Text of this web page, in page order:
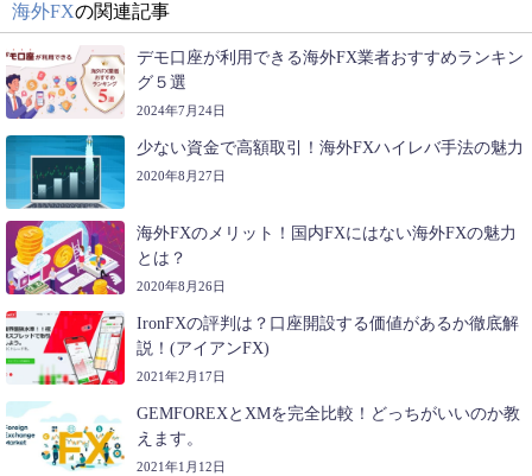
海外FXの関連記事
デモ口座が利用できる海外FX業者おすすめランキン
グ５選
2024年7月24日
少ない資金で高額取引！海外FXハイレバ手法の魅力
2020年8月27日
海外FXのメリット！国内FXにはない海外FXの魅力
とは？
2020年8月26日
IronFXの評判は？口座開設する価値があるか徹底解
説！(アイアンFX)
2021年2月17日
GEMFOREXとXMを完全比較！どっちがいいのか教
えます。
2021年1月12日